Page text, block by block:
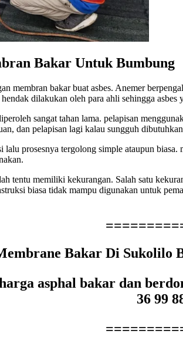
Bakar Untuk Bumbung
membran bakar buat asbes. Anemer
dilakukan oleh para ahli sehingga
sangat tahan lama. pelapisan
dan pelapisan lagi kalau sungguh
prosesnya tergolong simple ataupun
tentu memiliki kekurangan. Salah satu
biasa tidak mampu digunakan untuk
Bakar Di Sukolilo
asphal bakar dan
36 99